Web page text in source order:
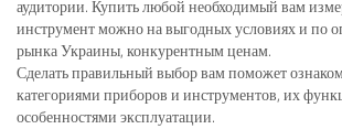
аудитории. Купить любой необходимый вам
инструмент можно на выгодных условиях и по
рынка Украины, конкурентным ценам.
Сделать правильный выбор вам поможет
категориями приборов и инструментов, их
особенностями эксплуатации.